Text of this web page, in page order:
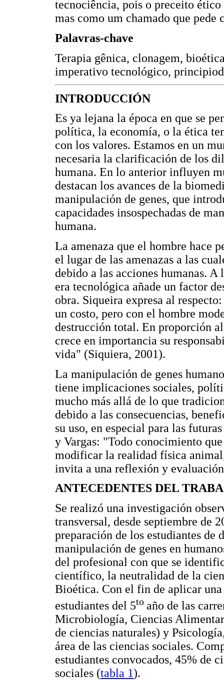
tecnociência, pois o preceito
mas como um chamado que
Palavras-chave
Terapia gênica, clonagem,
imperativo tecnológico,
INTRODUCCIÓN
Es ya lejana la época en que se
política, la economía, o la ética
con los valores. Estamos en un
necesaria la clarificación de los
humana. En lo anterior influyen
destacan los avances de la
manipulación de genes, que
capacidades insospechadas de
humana.
La amenaza que el hombre hace
el lugar de las amenazas a las
debido a las acciones humanas.
era tecnológica añade un factor
obra. Siqueira expresa al
un costo, pero con el hombre
destrucción total. En proporción
crece en importancia su
vida" (Siquiera, 2001).
La manipulación de genes
tiene implicaciones sociales,
mucho más allá de lo que
debido a las consecuencias,
su uso, en especial para las
y Vargas: "Todo conocimiento
modificar la realidad física
invita a una reflexión y
ANTECEDENTES DEL
Se realizó una investigación
transversal, desde septiembre de
preparación de los estudiantes de
manipulación de genes en
del profesional con que se
científico, la neutralidad de la
Bioética. Con el fin de aplicar una
estudiantes del 5to año de las
Microbiología, Ciencias
de ciencias naturales) y
área de las ciencias sociales.
estudiantes convocados, 45% de
sociales (tabla 1).